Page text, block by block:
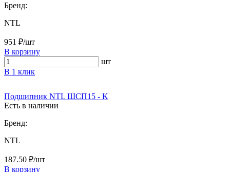
Бренд:
NTL
951 ₽/шт
В корзину
шт
В 1 клик
Подшипник NTL ШСП15 - K
Есть в наличии
Бренд:
NTL
187.50 ₽/шт
В корзину